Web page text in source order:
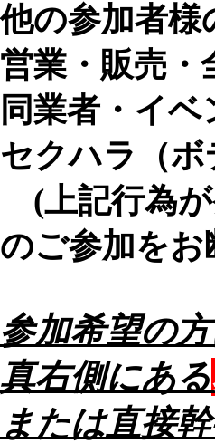
他の参加者様
営業・販売・
同業者・イ
セクハラ（
(上記行為が
のご参加を
参加希望の
真右側にある
または直接